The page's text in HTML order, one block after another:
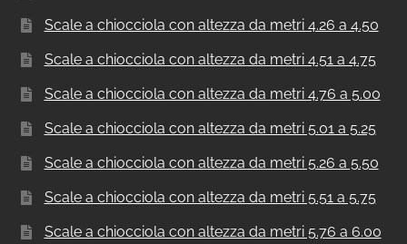
Scale a chiocciola con altezza da metri 4.26 a 4.50
Scale a chiocciola con altezza da metri 4.51 a 4.75
Scale a chiocciola con altezza da metri 4.76 a 5.00
Scale a chiocciola con altezza da metri 5.01 a 5.25
Scale a chiocciola con altezza da metri 5.26 a 5.50
Scale a chiocciola con altezza da metri 5.51 a 5.75
Scale a chiocciola con altezza da metri 5.76 a 6.00